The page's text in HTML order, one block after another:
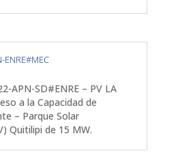
ENRE#MEC
APN-SD#ENRE – PV LA
a la Capacidad de
– Parque Solar
Quitilipi de 15 MW.